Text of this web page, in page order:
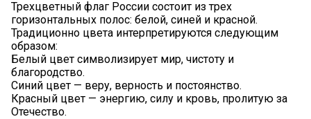
Трехцветный флаг России состоит из трех
горизонтальных полос: белой, синей и красной.
Традиционно цвета интерпретируются следующим
образом:
Белый цвет символизирует мир, чистоту и
благородство.
Синий цвет — веру, верность и постоянство.
Красный цвет — энергию, силу и кровь, пролитую за
Отечество.